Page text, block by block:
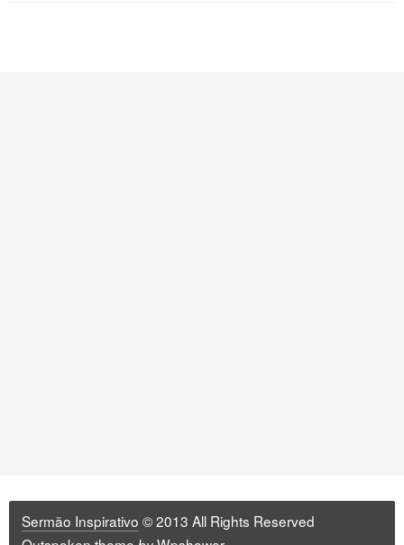
Sermão Inspirativo © 2013 All Rights Reserved